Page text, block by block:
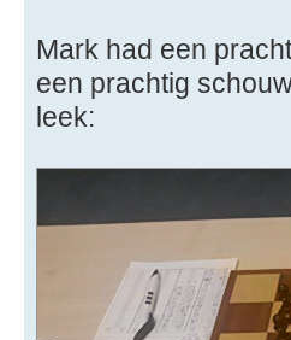
Mark had een
een prachtig
leek: